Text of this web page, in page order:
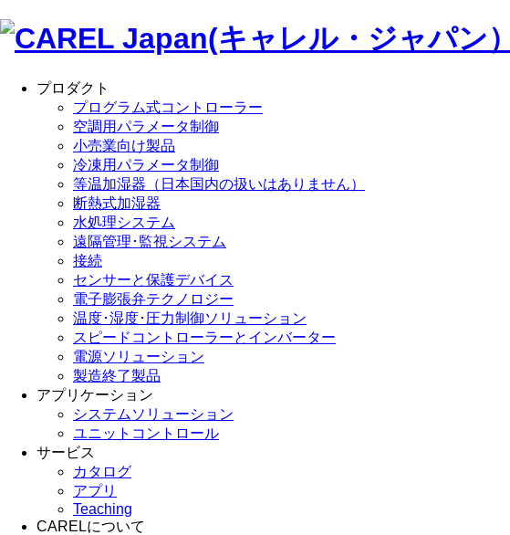
プロダクト
プログラム式コントローラー
空調用パラメータ制御
小売業向け製品
冷凍用パラメータ制御
等温加湿器（日本国内の扱いはありません）
断熱式加湿器
水処理システム
遠隔管理･監視システム
接続
センサーと保護デバイス
電子膨張弁テクノロジー
温度･湿度･圧力制御ソリューション
スピードコントローラーとインバーター
電源ソリューション
製造終了製品
アプリケーション
システムソリューション
ユニットコントロール
サービス
カタログ
アプリ
Teaching
CARELについて